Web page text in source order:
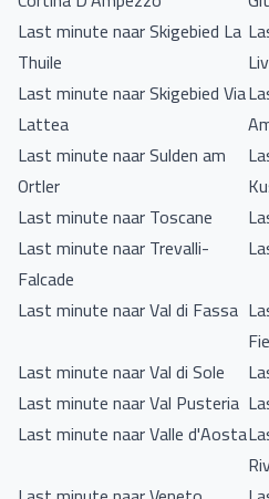
Last minute naar Skigebied La
Thuile
Last minute naar Skigebied Via
Lattea
Last minute naar Sulden am
Ortler
Last minute naar Toscane
Last minute naar Trevalli-
Falcade
Last minute naar Val di Fassa
Last minute naar Val di Sole
Last minute naar Val Pusteria
Last minute naar Valle d'Aosta